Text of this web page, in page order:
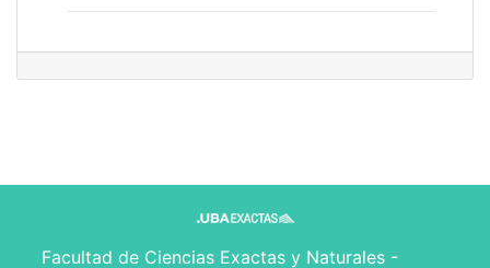
Facultad de Ciencias Exactas y Naturales -